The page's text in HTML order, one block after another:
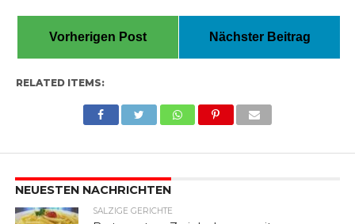
Vorherigen Post Nächster Beitrag
RELATED ITEMS:
NEUESTEN NACHRICHTEN
SALZIGE GERICHTE